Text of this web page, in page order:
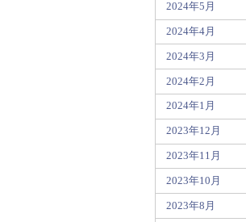
2024年5月
2024年4月
2024年3月
2024年2月
2024年1月
2023年12月
2023年11月
2023年10月
2023年8月